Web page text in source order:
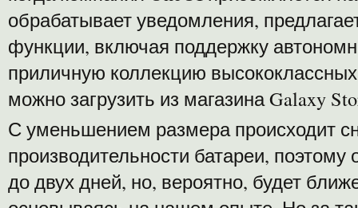
обрабатывает уведомления,
функции, включая поддержку
приличную коллекцию
можно загрузить из магазина Galaxy
С уменьшением размера происходит
производительности батареи, поэтому
до двух дней, но, вероятно, будет